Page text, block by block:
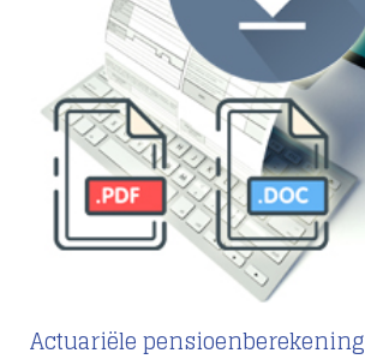
Actuariële pensioenberekening